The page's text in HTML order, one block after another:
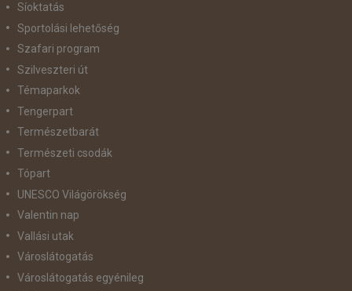
Síoktatás
Sportolási lehetőség
Szafari program
Szilveszteri út
Témaparkok
Tengerpart
Természetbarát
Természeti csodák
Tópart
UNESCO Világörökség
Valentin nap
Vallási utak
Városlátogatás
Városlátogatás egyénileg